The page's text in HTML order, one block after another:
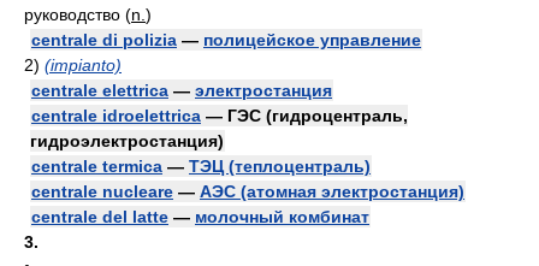
руководство (n. )
centrale di polizia — полицейское управление
2) (impianto)
centrale elettrica — электростанция
centrale idroelettrica — ГЭС (гидроцентраль,
гидроэлектростанция)
centrale termica — ТЭЦ (теплоцентраль)
centrale nucleare — АЭС (атомная электростанция)
centrale del latte — молочный комбинат
3.